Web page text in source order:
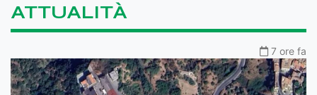
ATTUALITÀ
7 ore fa